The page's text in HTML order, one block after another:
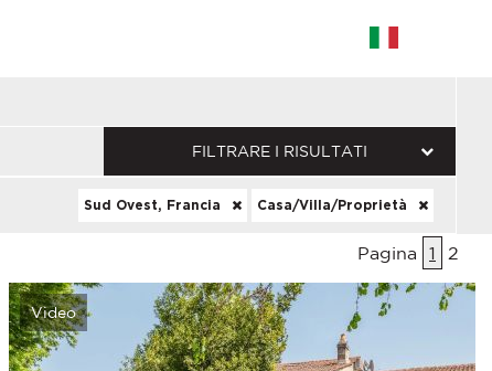
FILTRARE I RISULTATI
Sud Ovest, Francia Casa/Villa/Proprietà
Pagina 1 2
Video